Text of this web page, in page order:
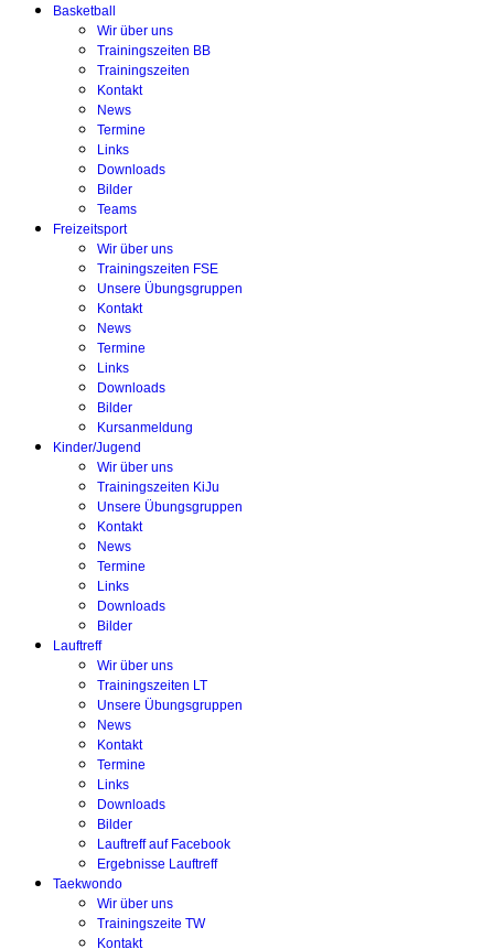
Basketball
Wir über uns
Trainingszeiten BB
Trainingszeiten
Kontakt
News
Termine
Links
Downloads
Bilder
Teams
Freizeitsport
Wir über uns
Trainingszeiten FSE
Unsere Übungsgruppen
Kontakt
News
Termine
Links
Downloads
Bilder
Kursanmeldung
Kinder/Jugend
Wir über uns
Trainingszeiten KiJu
Unsere Übungsgruppen
Kontakt
News
Termine
Links
Downloads
Bilder
Lauftreff
Wir über uns
Trainingszeiten LT
Unsere Übungsgruppen
News
Kontakt
Termine
Links
Downloads
Bilder
Lauftreff auf Facebook
Ergebnisse Lauftreff
Taekwondo
Wir über uns
Trainingszeite TW
Kontakt